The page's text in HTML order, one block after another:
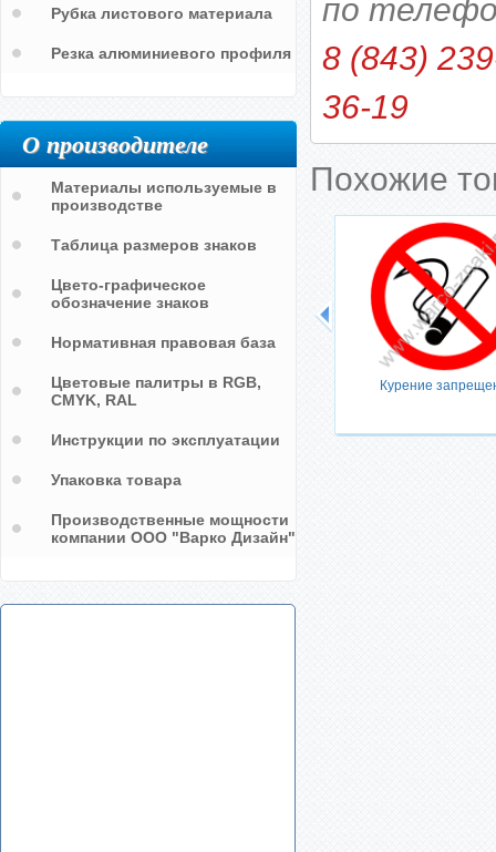
по
8 (843)
36-19
Похожие
Курение
Рубка листового материала
Резка алюминиевого профиля
О производителе
Материалы используемые в
производстве
Таблица размеров знаков
Цвето-графическое
обозначение знаков
Нормативная правовая база
Цветовые палитры в RGB,
CMYK, RAL
Инструкции по эксплуатации
Упаковка товара
Производственные мощности
компании ООО "Варко Дизайн"